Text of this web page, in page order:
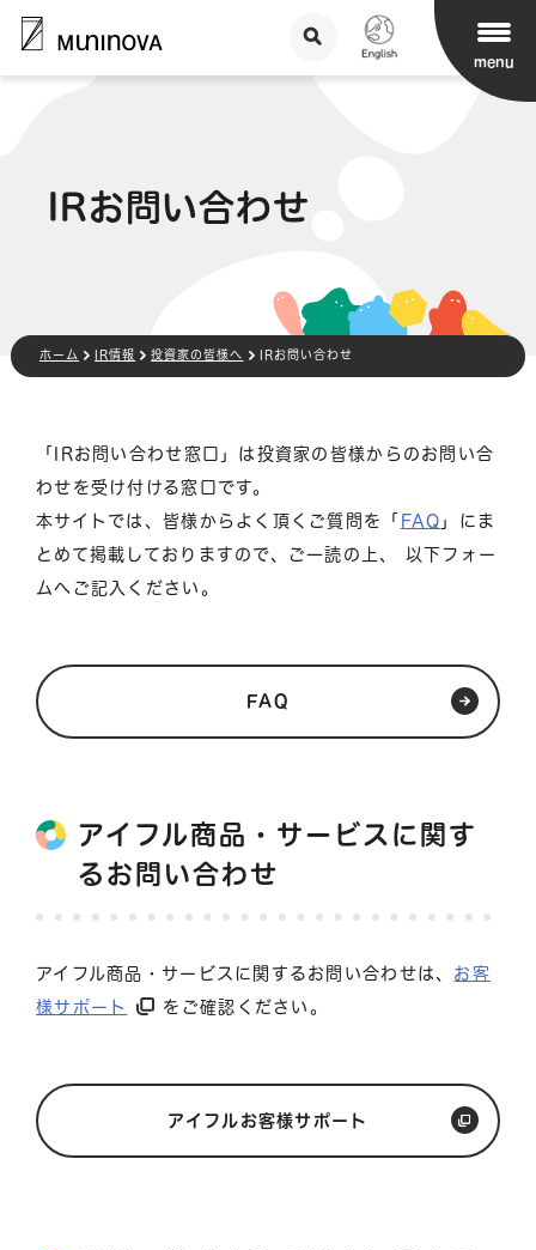
menu
IRお問い合わせ
ホーム IR情報 投資家の皆様へ IRお問い合わせ
「IRお問い合わせ窓口」は投資家の皆様からのお問い合
わせを受け付ける窓口です。
本サイトでは、皆様からよく頂くご質問を「 FAQ 」にま
とめて掲載しておりますので、ご一読の上、 以下フォー
ムへご記入ください。
FAQ
アイフル商品・サービスに関す
るお問い合わせ
アイフル商品・サービスに関するお問い合わせは、 お客
様サポート
をご確認ください。
アイフルお客様サポート